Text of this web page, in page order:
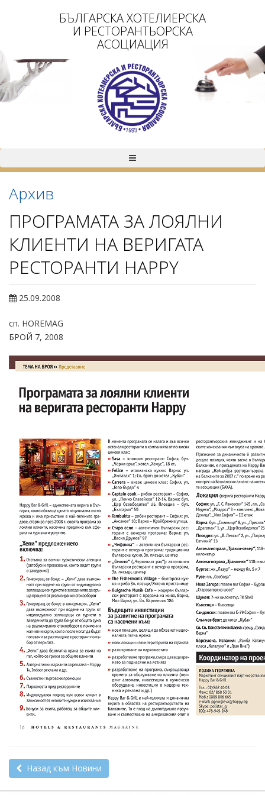
БЪЛГАРСКА ХОТЕЛИЕРСКА
И РЕСТОРАНТЬОРСКА
АСОЦИАЦИЯ
Архив
ПРОГРАМАТА ЗА ЛОЯЛНИ
КЛИЕНТИ НА ВЕРИГАТА
РЕСТОРАНТИ HAPPY
25.09.2008
сп. HOREMAG
БРОЙ 7, 2008
Назад към Новини